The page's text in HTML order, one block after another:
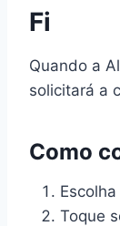
Fi
Quando a
solicitará a
Como
Toque